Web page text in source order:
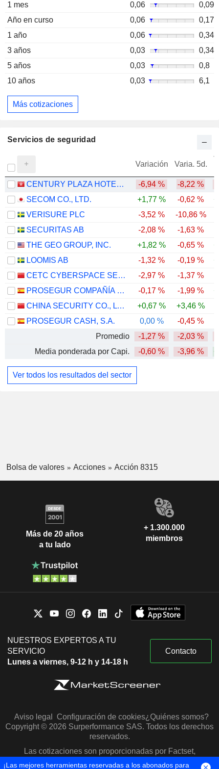
1 mes
0,06
0,09
Año en curso
0,06
0,17
1 año
0,06
0,34
3 años
0,03
0,34
5 años
0,03
0,8
10 años
0,03 6,1
Más cotizaciones
Servicios de seguridad
Variación Varia. 5d.
CENTURY PLAZA HOTEL GROUP -6,94 % -8,22 %
SECOM CO., LTD.
+1,77 % -0,62 %
VERISURE PLC
-3,52 %
-10,86 %
SECURITAS AB
-2,08 % -1,63 %
THE GEO GROUP, INC.
+1,82 % -0,65 %
LOOMIS AB
-1,32 % -0,19 %
CETC CYBERSPACE SECURITY TECHNOLOGY CO., LTD.
-2,97 % -1,37 %
PROSEGUR COMPAÑÍA DE SEGURIDAD, S.A.
-0,17 % -1,99 %
CHINA SECURITY CO., LTD.
+0,67 % +3,46 %
PROSEGUR CASH, S.A.
0,00 % -0,45 %
Promedio
-1,27 % -2,03 %
Media ponderada por Capi.
-0,60 % -3,96 %
Ver todos los resultados del sector
Bolsa de valores Acciones Acción 8315
Más de 20 años
a tu lado
+ 1.300.000
miembros
NUESTROS EXPERTOS A TU
SERVICIO
Lunes a viernes, 9-12 h y 14-18 h
Contacto
Aviso legal Configuración de cookies¿Quiénes somos?
Copyright © 2026 Surperformance SAS. Todos los derechos
reservados.
Las cotizaciones son proporcionadas por Factset,
Morningstar y S&P Capital IQ
¡Las mejores herramientas reservadas a los abonados para